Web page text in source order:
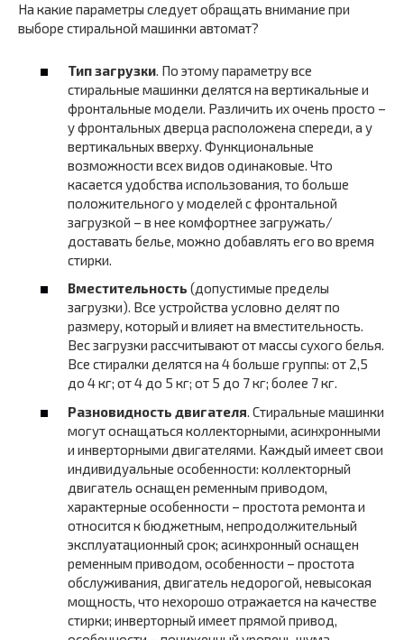
На какие параметры следует обращать внимание при
выборе стиральной машинки автомат?
Тип загрузки. По этому параметру все
стиральные машинки делятся на вертикальные и
фронтальные модели. Различить их очень просто –
у фронтальных дверца расположена спереди, а у
вертикальных вверху. Функциональные
возможности всех видов одинаковые. Что
касается удобства использования, то больше
положительного у моделей с фронтальной
загрузкой – в нее комфортнее загружать/
доставать белье, можно добавлять его во время
стирки.
Вместительность (допустимые пределы
загрузки). Все устройства условно делят по
размеру, который и влияет на вместительность.
Вес загрузки рассчитывают от массы сухого белья.
Все стиралки делятся на 4 больше группы: от 2,5
до 4 кг; от 4 до 5 кг; от 5 до 7 кг; более 7 кг.
Разновидность двигателя. Стиральные машинки
могут оснащаться коллекторными, асинхронными
и инверторными двигателями. Каждый имеет свои
индивидуальные особенности: коллекторный
двигатель оснащен ременным приводом,
характерные особенности – простота ремонта и
относится к бюджетным, непродолжительный
эксплуатационный срок; асинхронный оснащен
ременным приводом, особенности – простота
обслуживания, двигатель недорогой, невысокая
мощность, что нехорошо отражается на качестве
стирки; инверторный имеет прямой привод,